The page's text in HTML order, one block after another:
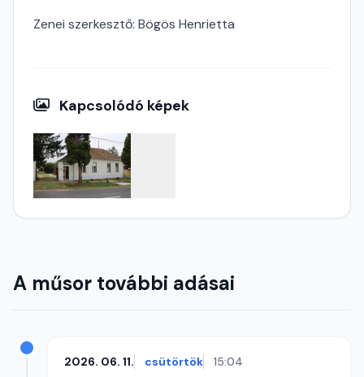
Zenei szerkesztő: Bögös Henrietta
Kapcsolódó képek
A műsor további adásai
2026. 06. 11. csütörtök 15:04